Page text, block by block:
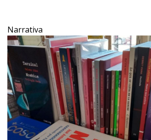
Narrativa